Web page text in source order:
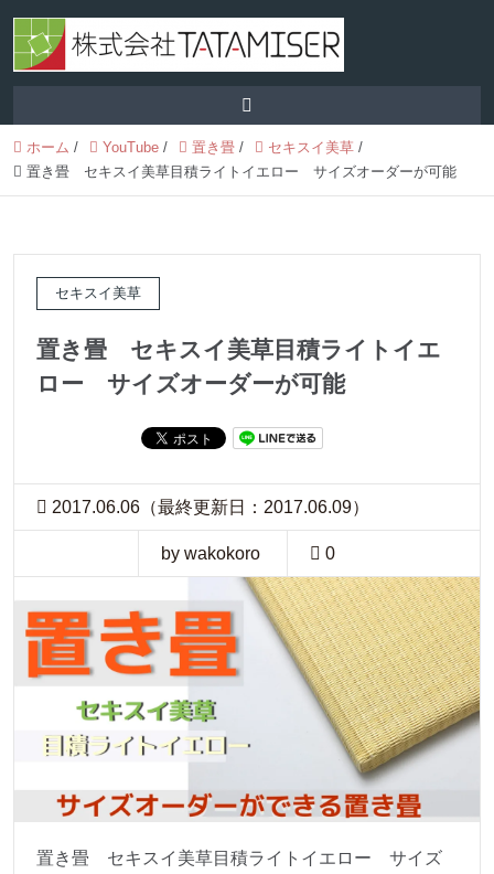
ホーム / YouTube / 置き畳 / セキスイ美草 /
置き畳 セキスイ美草目積ライトイエロー サイズオーダーが可能
セキスイ美草
置き畳 セキスイ美草目積ライトイエ
ロー サイズオーダーが可能
2017.06.06（最終更新日：2017.06.09）
by wakokoro 0
置き畳 セキスイ美草目積ライトイエロー サイズ